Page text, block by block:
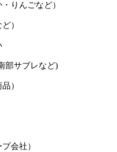
りんごなど）
）
部サブレなど)
）
会社）